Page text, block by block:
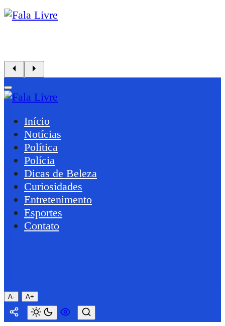
Início
Notícias
Política
Polícia
Dicas de Beleza
Curiosidades
Entretenimento
Esportes
Contato
A- A+